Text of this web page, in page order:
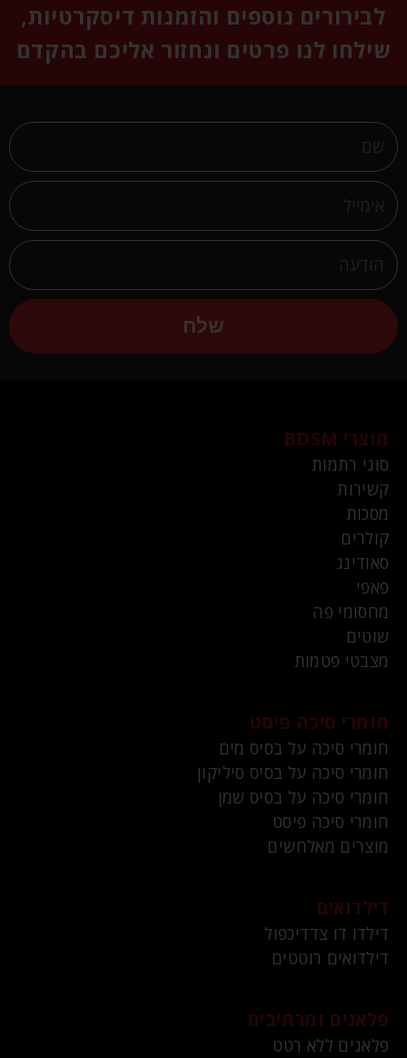
לבירורים נוספים והזמנות דיסקרטיות,
שילחו לנו פרטים ונחזור אליכם בהקדם
שלח
מוצרי BDSM
סוגי רתמות
קשירות
מסכות
קולרים
סאודינג
פאפי
מחסומי פה
שוטים
מצבטי פטמות
חומרי סיכה פיסט
חומרי סיכה על בסיס מים
חומרי סיכה על בסיס סיליקון
חומרי סיכה על בסיס שמן
חומרי סיכה פיסט
מוצרים מאלחשים
דילדואים
דילדו דו צדדיכפול
דילדואים רוטטים
פלאגים ומרחיבים
פלאגים ללא רטט